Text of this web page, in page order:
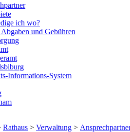
ich wo?
Abgaben und Gebühren
Informations-System
Rathaus > Verwaltung >